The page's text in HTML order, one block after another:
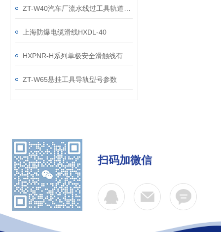
上海防爆电缆滑线HXDL-40
ZT-W65悬挂工具导轨型号参数
扫码加微信